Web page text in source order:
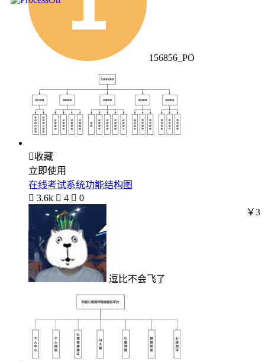
156856_PO
收藏
立即使用
在线考试系统功能结构图
 3.6k  4  0
逗比不会飞了
￥3